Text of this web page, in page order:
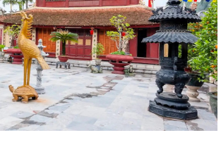
Lễ dâng hương, thắp nến tri ân các Anh hùng
xã tiếp xúc cử tri tại 6 điểm trên địa bàn xã
các hoạt động hướng về Kỷ niệm 78 năm ngày
07